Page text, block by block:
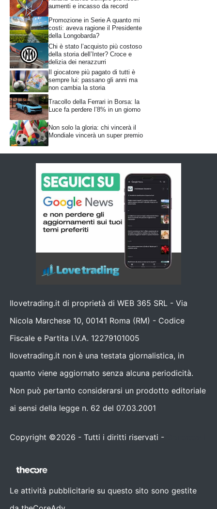
aumenti e incasso da record
Promozione in Serie A quanto mi
costi: aveva ragione il Presidente
della Longobarda?
Chi è stato l’acquisto più costoso
della storia dell’Inter? Croce e
delizia dei nerazzurri
Il giocatore più pagato di tutti è
sempre lui: passano gli anni ma
non cambia la storia
Tracollo della Ferrari in Borsa: la
Luce fa perdere l’8% in un giorno
Non solo la gloria: chi vincerà il
Mondiale vincerà un super premio
Ilovetrading.it di proprietà di WEB 365 SRL - Via
Nicola Marchese 10, 00141 Roma (RM) - Codice
Fiscale e Partita I.V.A. 12279101005
Ilovetrading.it non è una testata giornalistica, in
quanto viene aggiornato senza alcuna periodicità.
Non può pertanto considerarsi un prodotto editoriale
ai sensi della legge n. 62 del 07.03.2001
Copyright ©2026 - Tutti i diritti riservati -
Le attività pubblicitarie su questo sito sono gestite